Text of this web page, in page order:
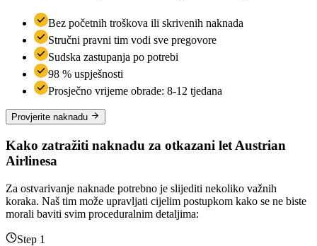
Bez početnih troškova ili skrivenih naknada
Stručni pravni tim vodi sve pregovore
Sudska zastupanja po potrebi
98 % uspješnosti
Prosječno vrijeme obrade: 8-12 tjedana
Provjerite naknadu
Kako zatražiti naknadu za otkazani let Austrian
Airlinesa
Za ostvarivanje naknade potrebno je slijediti nekoliko važnih
koraka. Naš tim može upravljati cijelim postupkom kako se ne biste
morali baviti svim proceduralnim detaljima:
Step 1